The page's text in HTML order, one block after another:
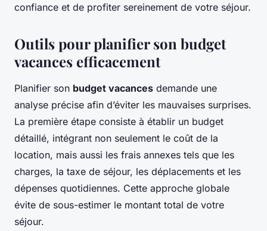
confiance et de profiter sereinement de votre séjour.
Outils pour planifier son budget
vacances efficacement
Planifier son budget vacances demande une
analyse précise afin d’éviter les mauvaises surprises.
La première étape consiste à établir un budget
détaillé, intégrant non seulement le coût de la
location, mais aussi les frais annexes tels que les
charges, la taxe de séjour, les déplacements et les
dépenses quotidiennes. Cette approche globale
évite de sous-estimer le montant total de votre
séjour.